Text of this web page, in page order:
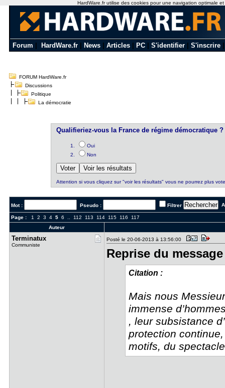
Forum HardWare.fr News Articles PC S'identifier S'inscrire
FORUM HardWare.fr
Discussions
Politique
La démocratie
Qualifieriez-vous la France de régime démocratique ?
Oui
Non
Attention si vous cliquez sur "voir les résultats" vous ne pourrez plus
Mot : Pseudo : Filtrer
Page : 1 2 3 4 5 6 112 113 114 115 116
117
Auteur
Terminatux
Communiste
Posté le 20-06-2013 à 13:56:00
Reprise du
Citation :
Mais nous
immense
, leur subsistance
protection
motifs, du
HardWare.fr utilise des cookies pour une navigation optimale